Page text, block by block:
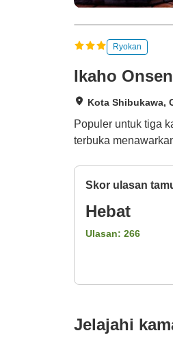
Ryokan
Ikaho
Kota Shibukawa,
Populer untuk tiga
terbuka
Skor ulasan
Hebat
Ulasan: 266
Jelajahi